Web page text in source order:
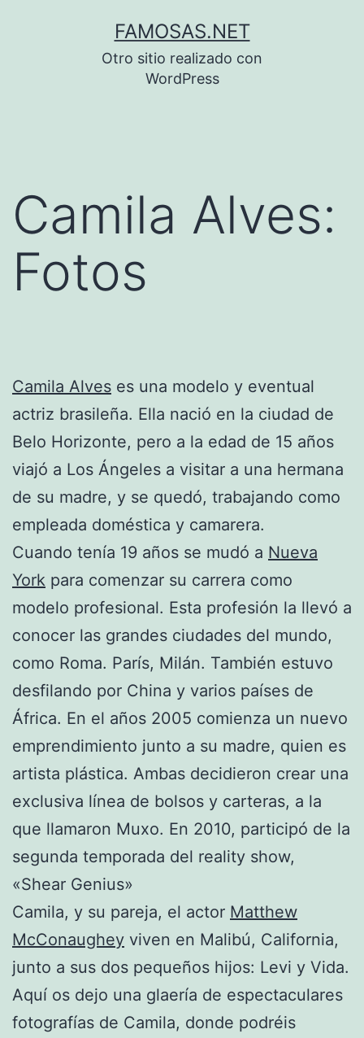
FAMOSAS.NET
Otro sitio realizado con
WordPress
Camila Alves:
Fotos
Camila Alves es una modelo y eventual
actriz brasileña. Ella nació en la ciudad de
Belo Horizonte, pero a la edad de 15 años
viajó a Los Ángeles a visitar a una hermana
de su madre, y se quedó, trabajando como
empleada doméstica y camarera.
Cuando tenía 19 años se mudó a Nueva
York para comenzar su carrera como
modelo profesional. Esta profesión la llevó a
conocer las grandes ciudades del mundo,
como Roma. París, Milán. También estuvo
desfilando por China y varios países de
África. En el años 2005 comienza un nuevo
emprendimiento junto a su madre, quien es
artista plástica. Ambas decidieron crear una
exclusiva línea de bolsos y carteras, a la
que llamaron Muxo. En 2010, participó de la
segunda temporada del reality show,
«Shear Genius»
Camila, y su pareja, el actor Matthew
McConaughey viven en Malibú, California,
junto a sus dos pequeños hijos: Levi y Vida.
Aquí os dejo una glaería de espectaculares
fotografías de Camila, donde podréis